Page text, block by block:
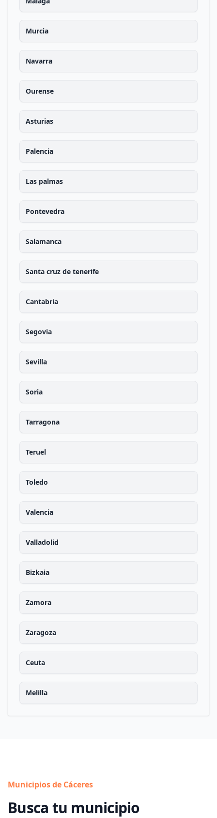
Murcia
Navarra
Ourense
Asturias
Palencia
Las palmas
Pontevedra
Salamanca
Santa cruz de tenerife
Cantabria
Segovia
Sevilla
Soria
Tarragona
Teruel
Toledo
Valencia
Valladolid
Bizkaia
Zamora
Zaragoza
Ceuta
Melilla
Municipios de Cáceres
Busca tu municipio